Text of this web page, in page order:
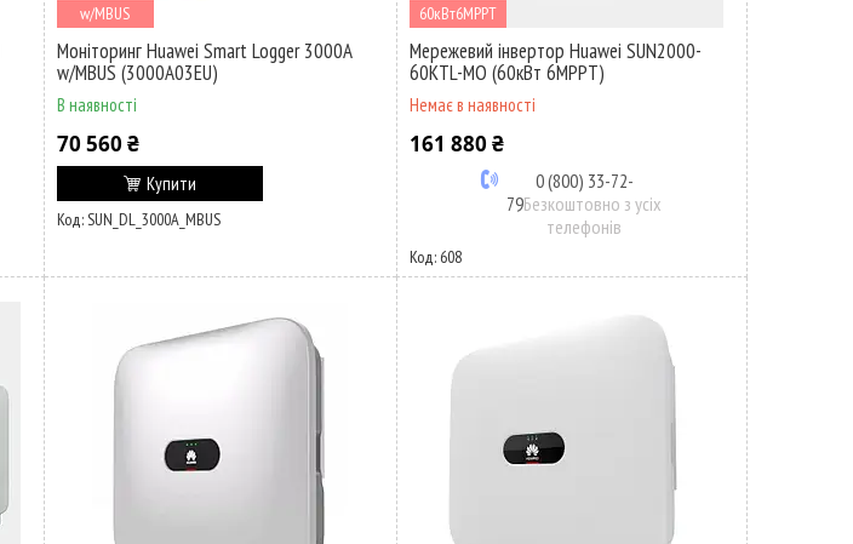
w/MBUS
Моніторинг Huawei Smart Logger 3000A
w/MBUS (3000A03EU)
В наявності
70 560 ₴
Купити
SUN_DL_3000A_MBUS
60кВт6MPPT
Мережевий інвертор Huawei SUN2000-
60KTL-MO (60кВт 6MPPT)
Немає в наявності
161 880 ₴
0 (800) 33-72-
79Безкоштовно з усіх
телефонів
608